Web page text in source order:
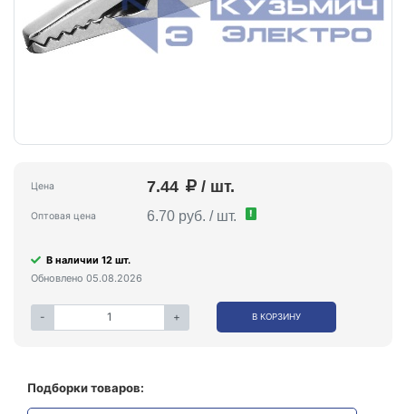
Цена 7.44 / шт.
Оптовая цена 6.70 руб. / шт. !
В наличии 12 шт.
Обновлено 05.08.2026
- + В КОРЗИНУ
Подборки товаров: